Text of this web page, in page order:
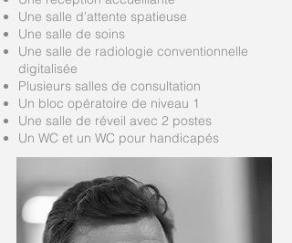
Une salle d'attente spatieuse
Une salle de soins
Une salle de radiologie conventionnelle
digitalisée
Plusieurs salles de consultation
Un bloc opératoire de niveau 1
Une salle de réveil avec 2 postes
Un WC et un WC pour handicapés